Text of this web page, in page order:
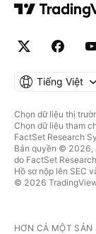
Tiếng Việt
Chọn dữ liệu thị
Chọn dữ liệu tham
FactSet Research
Bản quyền © 2026,
do FactSet
Hồ sơ nộp lên SEC
© 2026
HƠN CẢ MỘT SẢN